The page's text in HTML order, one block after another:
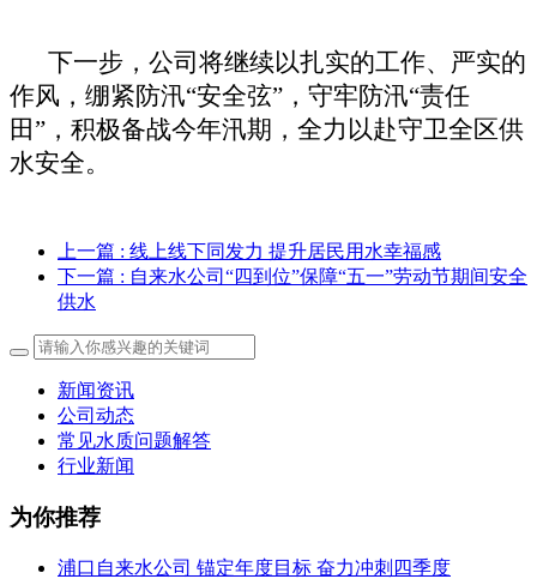
下一步，公司将继续以扎实的工作、严实的
作风，绷紧防汛“安全弦”，守牢防汛“责任
田”，积极备战今年汛期，全力以赴守卫全区供
水安全。
上一篇 : 线上线下同发力 提升居民用水幸福感
下一篇 : 自来水公司“四到位”保障“五一”劳动节期间安全
供水
新闻资讯
公司动态
常见水质问题解答
行业新闻
为你推荐
浦口自来水公司 锚定年度目标 奋力冲刺四季度